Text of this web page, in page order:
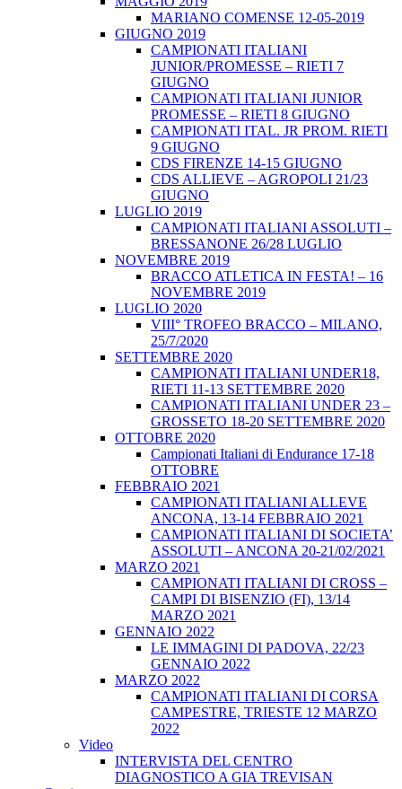
MARIANO COMENSE 12-05-2019
GIUGNO 2019
CAMPIONATI ITALIANI
JUNIOR/PROMESSE – RIETI 7
GIUGNO
CAMPIONATI ITALIANI JUNIOR
PROMESSE – RIETI 8 GIUGNO
CAMPIONATI ITAL. JR PROM. RIETI
9 GIUGNO
CDS FIRENZE 14-15 GIUGNO
CDS ALLIEVE – AGROPOLI 21/23
GIUGNO
LUGLIO 2019
CAMPIONATI ITALIANI ASSOLUTI –
BRESSANONE 26/28 LUGLIO
NOVEMBRE 2019
BRACCO ATLETICA IN FESTA! – 16
NOVEMBRE 2019
LUGLIO 2020
VIII° TROFEO BRACCO – MILANO,
25/7/2020
SETTEMBRE 2020
CAMPIONATI ITALIANI UNDER18,
RIETI 11-13 SETTEMBRE 2020
CAMPIONATI ITALIANI UNDER 23 –
GROSSETO 18-20 SETTEMBRE 2020
OTTOBRE 2020
Campionati Italiani di Endurance 17-18
OTTOBRE
FEBBRAIO 2021
CAMPIONATI ITALIANI ALLEVE
ANCONA, 13-14 FEBBRAIO 2021
CAMPIONATI ITALIANI DI SOCIETA’
ASSOLUTI – ANCONA 20-21/02/2021
MARZO 2021
CAMPIONATI ITALIANI DI CROSS –
CAMPI DI BISENZIO (FI), 13/14
MARZO 2021
GENNAIO 2022
LE IMMAGINI DI PADOVA, 22/23
GENNAIO 2022
MARZO 2022
CAMPIONATI ITALIANI DI CORSA
CAMPESTRE, TRIESTE 12 MARZO
2022
Video
INTERVISTA DEL CENTRO
DIAGNOSTICO A GIA TREVISAN